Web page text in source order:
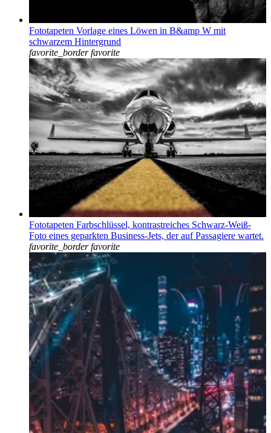
Fototapeten Vorlage eines Löwen in B&amp W mit
schwarzem Hintergrund
favorite_border favorite
Fototapeten Farbschlüssel, kontrastreiches Schwarz-Weiß-
Foto eines geparkten Business-Jets, der auf Passagiere wartet.
favorite_border favorite